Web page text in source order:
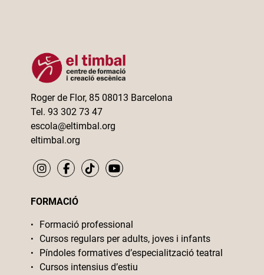
Roger de Flor, 85 08013 Barcelona
Tel. 93 302 73 47
escola@eltimbal.org
eltimbal.org
FORMACIÓ
Formació professional
Cursos regulars per adults, joves i infants
Píndoles formatives d’especialització teatral
Cursos intensius d’estiu